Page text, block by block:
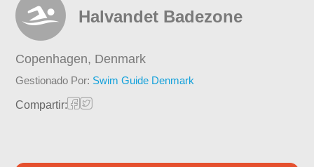
Halvandet Badezone
Copenhagen, Denmark
Gestionado Por: Swim Guide Denmark
Compartir: